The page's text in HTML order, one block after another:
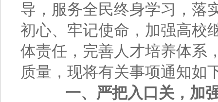
导，服务全民终身学习，落
初心、牢记使命，加强高校
体责任，完善人才培养体系
质量，现将有关事项通知如
一、严把入口关，加